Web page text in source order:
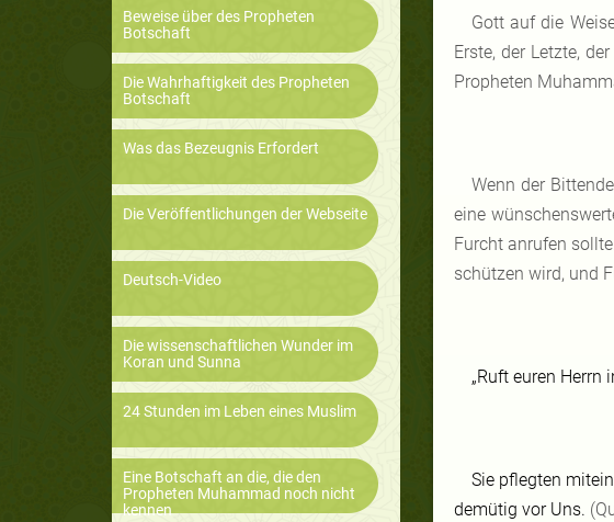
Beweise über des Propheten
Botschaft
Die Wahrhaftigkeit des Propheten
Botschaft
Was das Bezeugnis Erfordert
Die Veröffentlichungen der Webseite
Deutsch-Video
Die wissenschaftlichen Wunder im
Koran und Sunna
24 Stunden im Leben eines Muslim
Eine Botschaft an die, die den
Propheten Muhammad noch nicht
kennen
Gott auf die
Erste, der Letzte,
Propheten
Wenn der
eine
Furcht anrufen
schützen wird, und
„Ruft euren Herrn
Sie pflegten
demütig vor Uns.